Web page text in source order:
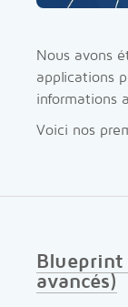
Nous avons
applications
informations
Voici nos
Blueprint
avancés)